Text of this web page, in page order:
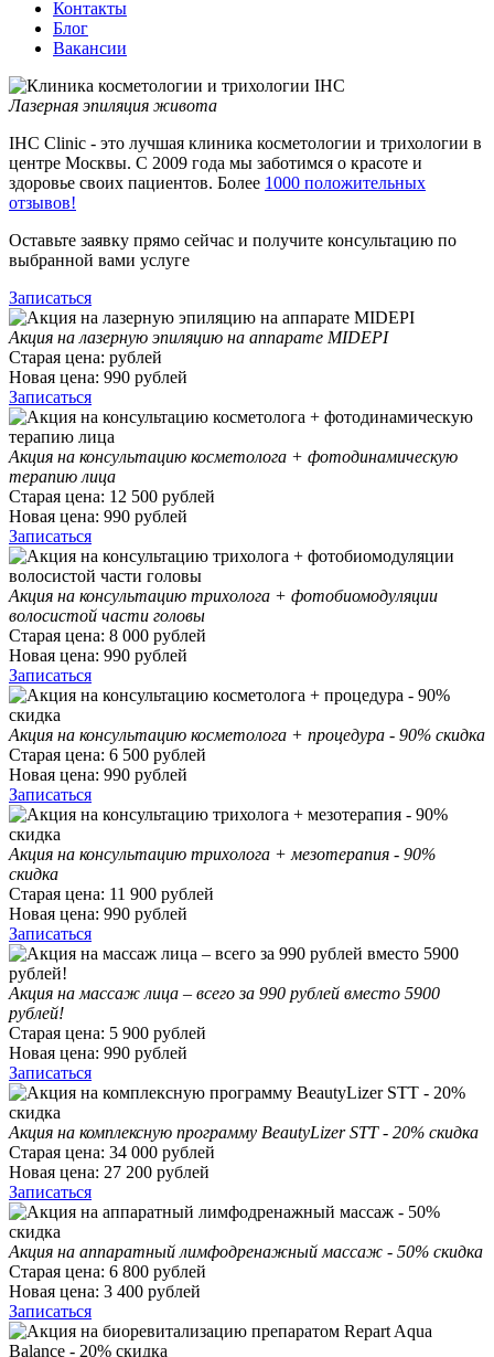
Контакты
Блог
Вакансии
Лазерная эпиляция живота
IHC Clinic - это лучшая клиника косметологии и трихологии в
центре Москвы. С 2009 года мы заботимся о красоте и
здоровье своих пациентов. Более 1000 положительных
отзывов!
Оставьте заявку прямо сейчас и получите консультацию по
выбранной вами услуге
Записаться
Акция на лазерную эпиляцию на аппарате MIDEPI
Старая цена: рублей
Новая цена: 990 рублей
Записаться
Акция на консультацию косметолога + фотодинамическую
терапию лица
Старая цена: 12 500 рублей
Новая цена: 990 рублей
Записаться
Акция на консультацию трихолога + фотобиомодуляции
волосистой части головы
Старая цена: 8 000 рублей
Новая цена: 990 рублей
Записаться
Акция на консультацию косметолога + процедура - 90% скидка
Старая цена: 6 500 рублей
Новая цена: 990 рублей
Записаться
Акция на консультацию трихолога + мезотерапия - 90%
скидка
Старая цена: 11 900 рублей
Новая цена: 990 рублей
Записаться
Акция на массаж лица – всего за 990 рублей вместо 5900
рублей!
Старая цена: 5 900 рублей
Новая цена: 990 рублей
Записаться
Акция на комплексную программу BeautyLizer STT - 20% скидка
Старая цена: 34 000 рублей
Новая цена: 27 200 рублей
Записаться
Акция на аппаратный лимфодренажный массаж - 50% скидка
Старая цена: 6 800 рублей
Новая цена: 3 400 рублей
Записаться